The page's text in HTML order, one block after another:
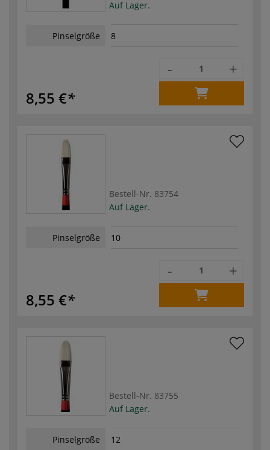
Auf Lager.
Pinselgröße 8
8,55 €
- +
Bestell-Nr. 83754
Auf Lager.
Pinselgröße 10
8,55 €
- +
Bestell-Nr. 83755
Auf Lager.
Pinselgröße 12